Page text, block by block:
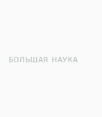
большая наука